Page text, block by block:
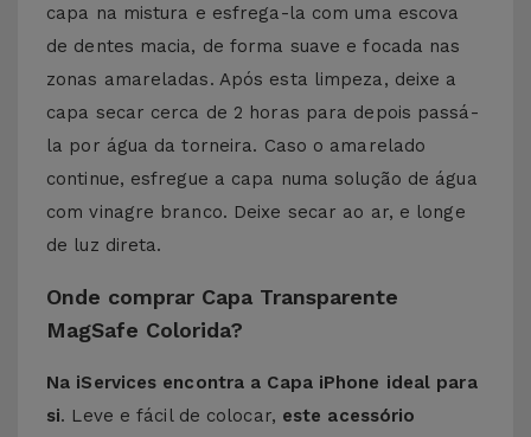
capa na mistura e esfrega-la com uma escova
de dentes macia, de forma suave e focada nas
zonas amareladas. Após esta limpeza, deixe a
capa secar cerca de 2 horas para depois passá-
la por água da torneira. Caso o amarelado
continue, esfregue a capa numa solução de água
com vinagre branco. Deixe secar ao ar, e longe
de luz direta.
Onde comprar Capa Transparente
MagSafe Colorida?
Na iServices encontra a Capa iPhone ideal para
si. Leve e fácil de colocar, este acessório